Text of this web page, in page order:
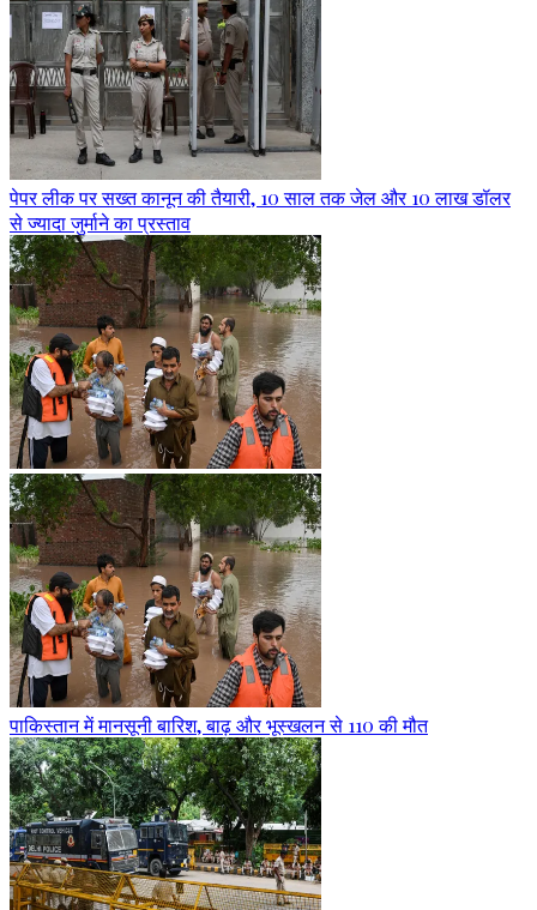
पेपर लीक पर सख्त कानून की तैयारी, 10 साल तक जेल और 10 लाख डॉलर
से ज्यादा जुर्माने का प्रस्ताव
पाकिस्तान में मानसूनी बारिश, बाढ़ और भूस्खलन से 110 की मौत